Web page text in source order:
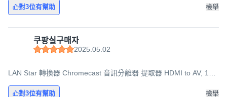
對3位有幫助 檢舉
쿠팡실구매자
2025.05.02
LAN Star 轉換器 Chromecast 音訊分離器 提取器 HDMI to AV, 1個,
對3位有幫助 檢舉